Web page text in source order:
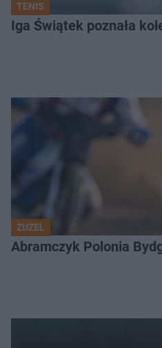
TENIS
Iga Świątek poznała
ŻUŻEL
Abramczyk Polonia